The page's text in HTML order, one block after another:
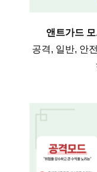
앤트가드
공격, 일반, 안